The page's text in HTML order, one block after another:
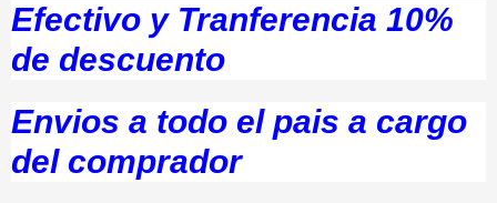
Efectivo y Tranferencia 10%
de descuento
Envios a todo el pais a cargo
del comprador